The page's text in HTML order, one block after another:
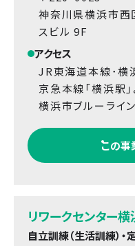
神奈川県横浜市
スビル 9F
アクセス
JR東海道本線･横
京急本線「横浜駅
横浜市ブルーライ
この事
リワークセンター
自立訓練（生活訓練）・